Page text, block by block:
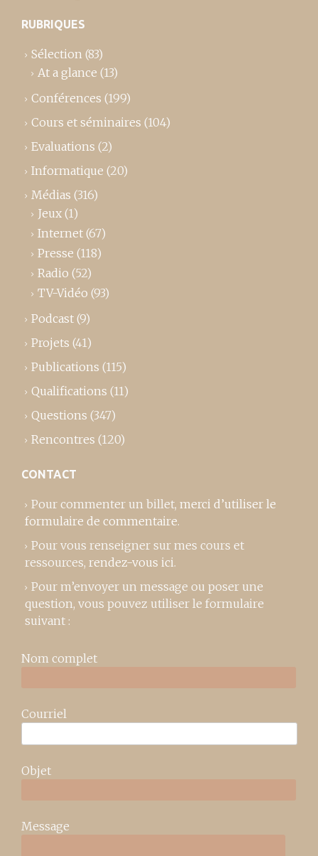
RUBRIQUES
Sélection (83)
At a glance (13)
Conférences (199)
Cours et séminaires (104)
Evaluations (2)
Informatique (20)
Médias (316)
Jeux (1)
Internet (67)
Presse (118)
Radio (52)
TV-Vidéo (93)
Podcast (9)
Projets (41)
Publications (115)
Qualifications (11)
Questions (347)
Rencontres (120)
CONTACT
Pour commenter un billet, merci d’utiliser le
formulaire de commentaire.
Pour vous renseigner sur mes cours et
ressources, rendez-vous ici.
Pour m’envoyer un message ou poser une
question, vous pouvez utiliser le formulaire
suivant :
Nom complet
Courriel
Objet
Message